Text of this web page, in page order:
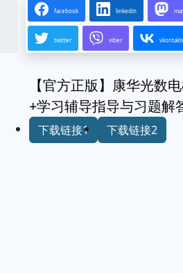
facebook linkedin
twitter viber
【官方正版】康华光数
+学习辅导指导与习题解
下载链接1 下载链接2